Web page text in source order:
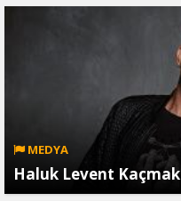
MEDYA
Haluk Levent